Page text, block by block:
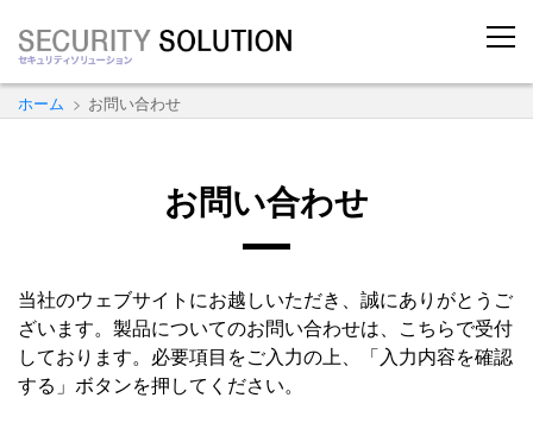
ホーム お問い合わせ
お問い合わせ
当社のウェブサイトにお越しいただき、誠にありがとうご
ざいます。製品についてのお問い合わせは、こちらで受付
しております。必要項目をご入力の上、「入力内容を確認
する」ボタンを押してください。